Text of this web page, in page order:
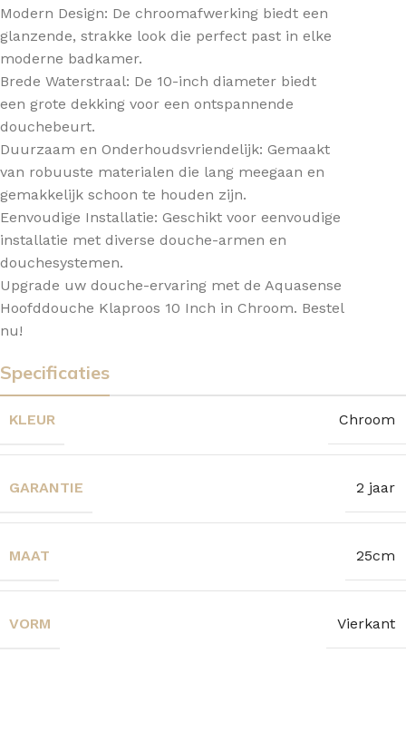
Modern Design: De chroomafwerking biedt een
glanzende, strakke look die perfect past in elke
moderne badkamer.
Brede Waterstraal: De 10-inch diameter biedt
een grote dekking voor een ontspannende
douchebeurt.
Duurzaam en Onderhoudsvriendelijk: Gemaakt
van robuuste materialen die lang meegaan en
gemakkelijk schoon te houden zijn.
Eenvoudige Installatie: Geschikt voor eenvoudige
installatie met diverse douche-armen en
douchesystemen.
Upgrade uw douche-ervaring met de Aquasense
Hoofddouche Klaproos 10 Inch in Chroom. Bestel
nu!
Specificaties
KLEUR Chroom
GARANTIE 2 jaar
MAAT 25cm
VORM Vierkant